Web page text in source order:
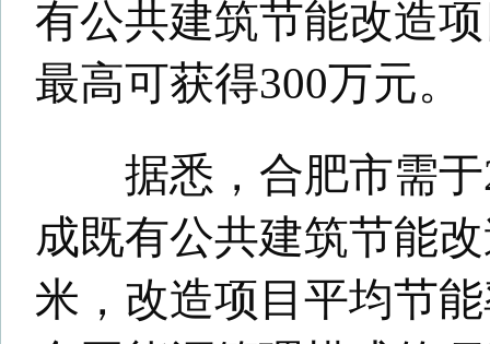
米，改造项目平均节能率不低
合同能源管理模式的项目比例
方案提出，2018~2020年7
的合肥市行政区域范围内3000
既有公共建筑(宾馆、医院、商
校、学生宿舍等)，并对采暖通